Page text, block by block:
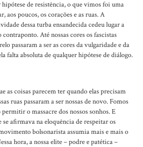
de resistência, o que vimos foi uma
aos poucos, os corações e as ruas. A
dessa turba ensandecida cedeu lugar a
contraponto. Até nossas cores os fascistas
passaram a ser as cores da vulgaridade e da
falta absoluta de qualquer hipótese de diálogo.
as coisas parecem ter quando elas precisam
ruas passaram a ser nossas de novo. Fomos
o massacre dos nossos sonhos. E
afirmava na eloquência de respeitar os
bolsonarista assumia mais e mais o
hora, a nossa elite – podre e patética –